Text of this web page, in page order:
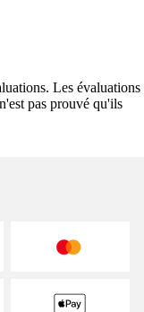
Les évaluations
pas prouvé qu'ils